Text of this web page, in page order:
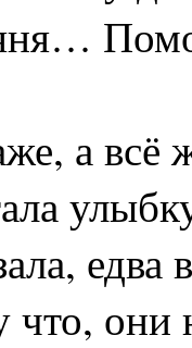
а всё
едва
они